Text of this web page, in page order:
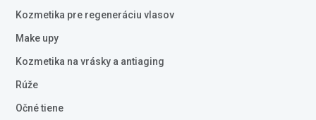
Kozmetika pre regeneráciu vlasov
Make upy
Kozmetika na vrásky a antiaging
Rúže
Očné tiene